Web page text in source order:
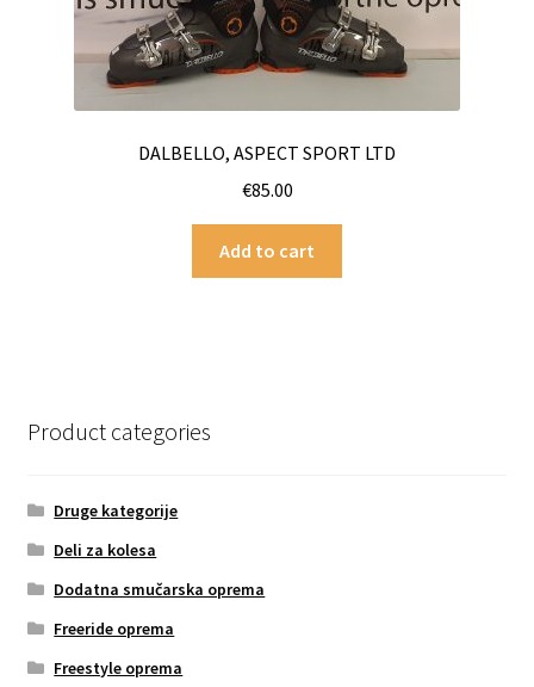
DALBELLO, ASPECT SPORT LTD
€85.00
Add to cart
Product categories
Druge kategorije
Deli za kolesa
Dodatna smučarska oprema
Freeride oprema
Freestyle oprema